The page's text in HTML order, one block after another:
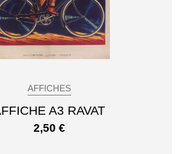
AFFICHES
A3 RAVAT
2,50 €